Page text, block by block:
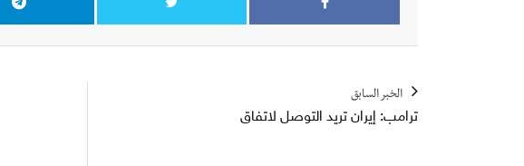
الخبر السابق
ترامب: إيران تريد التوصل لاتفاق